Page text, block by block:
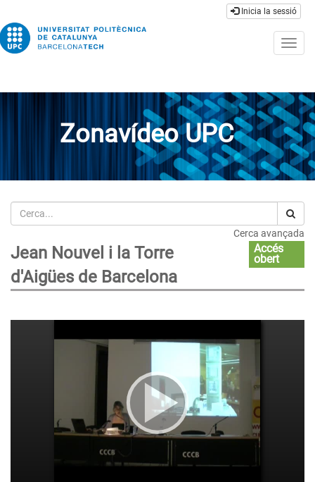
Inicia la sessió
Zonavídeo UPC
Cerca
Cerca avançada
Jean Nouvel i la Torre
d'Aigües de Barcelona
Accés
obert